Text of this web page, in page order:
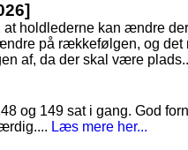
at holdlederne kan ændre
på rækkefølgen, og det
af, da der skal være
og 149 sat i gang. God
Læs mere her...